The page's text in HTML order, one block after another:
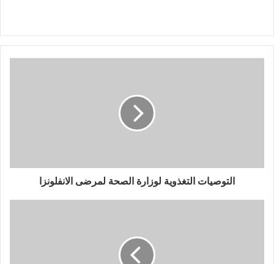
التوصيات التغذوية لوزارة الصحة لمرضى الانفلونزا